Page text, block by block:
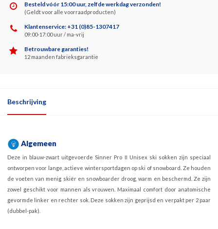
Besteld vóór 15:00 uur, zelfde werkdag verzonden!
(Geldt voor alle voorraadproducten)
Klantenservice: +31 (0)85-1307417
09:00-17:00 uur / ma-vrij
Betrouwbare garanties!
12 maanden fabrieksgarantie
Beschrijving
Algemeen
Deze in blauw-zwart uitgevoerde Sinner Pro II Unisex ski sokken zijn speciaal
ontworpen voor lange, actieve wintersportdagen op ski of snowboard. Ze houden
de voeten van menig skiër en snowboarder droog, warm en beschermd. Ze zijn
zowel geschikt voor mannen als vrouwen. Maximaal comfort door anatomische
gevormde linker en rechter sok. Deze sokken zijn geprijsd en verpakt per 2 paar
(dubbel-pak).